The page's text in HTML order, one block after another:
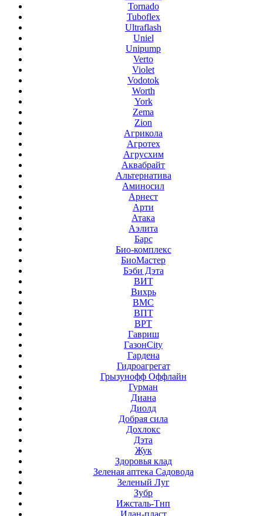
Tornado
Tuboflex
Ultraflash
Uniel
Unipump
Verto
Violet
Vodotok
Worth
York
Zema
Zion
Агрикола
Агротех
Агрусхим
Аквабрайт
Альтернатива
Аминосил
Арнест
Арти
Атака
Аэлита
Барс
Био-комплекс
БиоМастер
Бэби Дэта
ВИТ
Вихрь
ВМС
ВПТ
ВРТ
Гавриш
ГазонCity
Гардена
Гидроагрегат
Грызунофф Оффлайн
Гурман
Диана
Диолд
Добрая сила
Дохлокс
Дэта
Жук
Здоровья клад
Зеленая аптека Садовода
Зеленый Луг
Зубр
Ижсталь-Тнп
Илан-пласт